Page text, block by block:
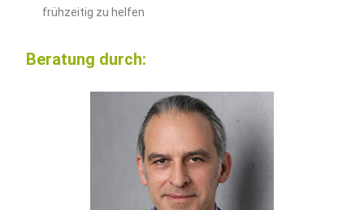
frühzeitig zu helfen
Beratung durch: